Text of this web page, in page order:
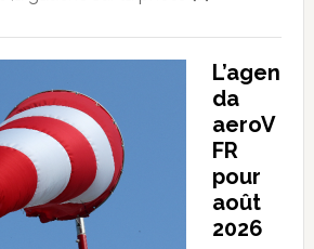
L’agen
da
aeroV
FR
pour
août
2026